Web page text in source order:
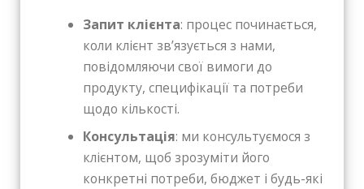
Запит клієнта: процес починається,
коли клієнт зв’язується з нами,
повідомляючи свої вимоги до
продукту, специфікації та потреби
щодо кількості.
Консультація: ми консультуємося з
клієнтом, щоб зрозуміти його
конкретні потреби, бюджет і будь-які